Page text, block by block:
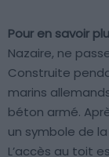
Pour en savoir
Nazaire, ne
Construite
marins
béton armé.
un symbole de
L’accès au toit